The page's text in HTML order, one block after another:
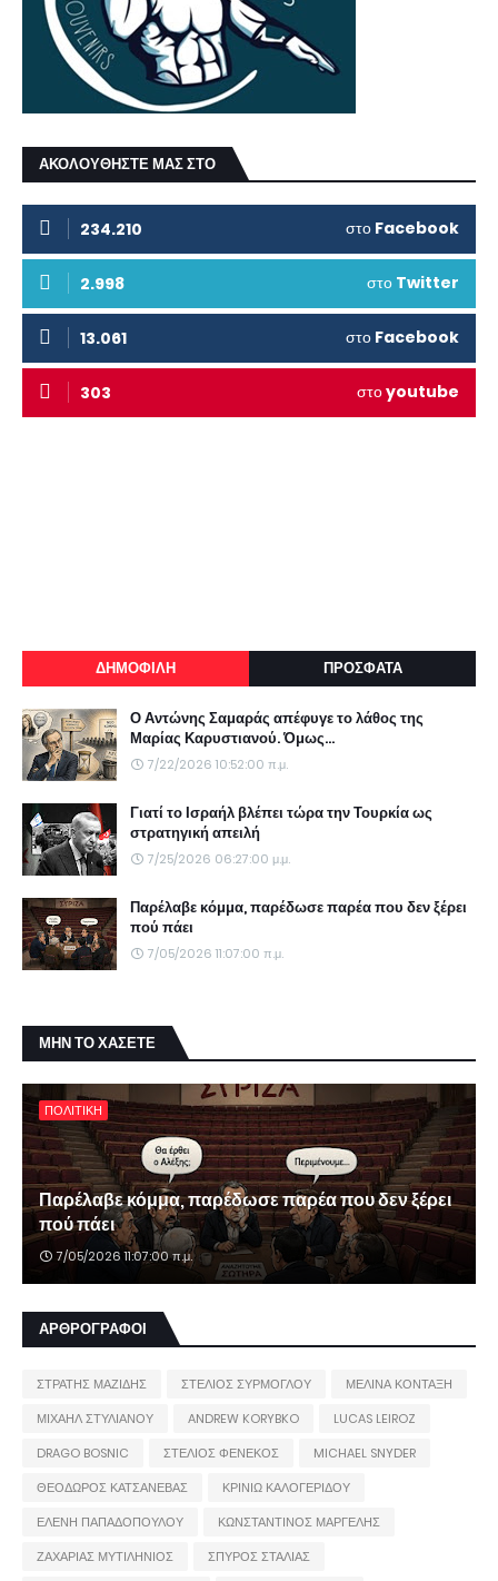
ΑΚΟΛΟΥΘΗΣΤΕ ΜΑΣ ΣΤΟ
234.210 στο Facebook
2.998 στο Twitter
13.061 στο Facebook
303 στοyoutube
ΔΗΜΟΦΙΛΗ ΠΡΟΣΦΑΤΑ
Ο Αντώνης Σαμαράς απέφυγε το λάθος της
Μαρίας Καρυστιανού. Όμως...
7/22/2026 10:52:00 π.μ.
Γιατί το Ισραήλ βλέπει τώρα την Τουρκία ως
στρατηγική απειλή
7/25/2026 06:27:00 μ.μ.
Παρέλαβε κόμμα, παρέδωσε παρέα που δεν ξέρει
πού πάει
7/05/2026 11:07:00 π.μ.
ΜΗΝ ΤΟ ΧΑΣΕΤΕ
ΠΟΛΙΤΙΚΗ
Παρέλαβε κόμμα, παρέδωσε παρέα που δεν ξέρει
πού πάει
7/05/2026 11:07:00 π.μ.
ΑΡΘΡΟΓΡΑΦΟΙ
ΣΤΡΑΤΗΣ ΜΑΖΙΔΗΣ ΣΤΕΛΙΟΣ ΣΥΡΜΟΓΛΟΥ
ΜΕΛΙΝΑ ΚΟΝΤΑΞΗ
ΜΙΧΑΗΛ ΣΤΥΛΙΑΝΟΥ
ANDREW KORYBKO
LUCAS LEIROZ
DRAGO BOSNIC
ΣΤΕΛΙΟΣ ΦΕΝΕΚΟΣ
MICHAEL SNYDER
ΘΕΟΔΩΡΟΣ ΚΑΤΣΑΝΕΒΑΣ
ΚΡΙΝΙΩ ΚΑΛΟΓΕΡΙΔΟΥ
ΕΛΕΝΗ ΠΑΠΑΔΟΠΟΥΛΟΥ
ΚΩΝΣΤΑΝΤΙΝΟΣ ΜΑΡΓΕΛΗΣ
ΖΑΧΑΡΙΑΣ ΜΥΤΙΛΗΝΙΟΣ
ΣΠΥΡΟΣ ΣΤΑΛΙΑΣ